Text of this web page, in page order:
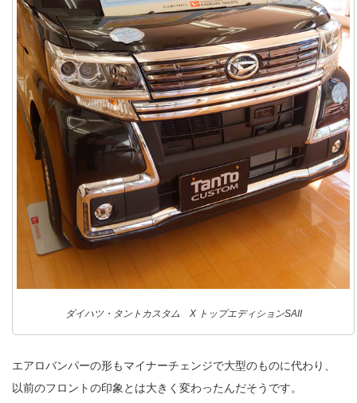
ダイハツ・タントカスタム X トップエディションSAII
エアロバンパーの形もマイナーチェンジで大型のものに代わり、
以前のフロントの印象とは大きく変わったんだそうです。